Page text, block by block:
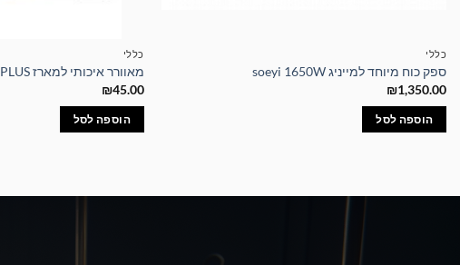
כללי
ספק כוח מיוחד למייניג soeyi 1650W
₪1,350.00
הוספה לסל
כללי
מאוורר איכותי למארז ZALMAN 80MM ZM-FI PLUS
₪45.00
הוספה לסל